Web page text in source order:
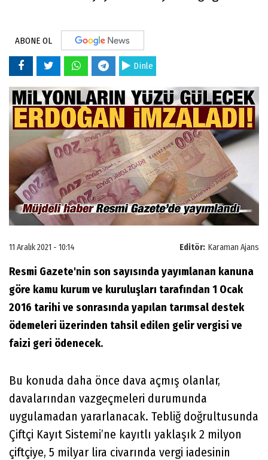
ABONE OL
Dinle
Editör: Karaman Ajans
11 Aralık 2021 - 10:14
Resmi Gazete'nin son sayısında yayımlanan kanuna
göre kamu kurum ve kuruluşları tarafından 1 Ocak
2016 tarihi ve sonrasında yapılan tarımsal destek
ödemeleri üzerinden tahsil edilen gelir vergisi ve
faizi geri ödenecek.
Bu konuda daha önce dava açmış olanlar,
davalarından vazgeçmeleri durumunda
uygulamadan yararlanacak. Tebliğ doğrultusunda
Çiftçi Kayıt Sistemi’ne kayıtlı yaklaşık 2 milyon
çiftçiye, 5 milyar lira civarında vergi iadesinin